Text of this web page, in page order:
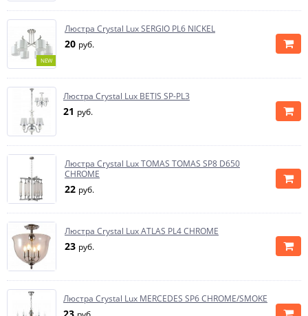
NEW
Люстра Crystal Lux SERGIO PL6 NICKEL
20 руб.
Люстра Crystal Lux BETIS SP-PL3
21 руб.
Люстра Crystal Lux TOMAS TOMAS SP8 D650
CHROME
22 руб.
Люстра Crystal Lux ATLAS PL4 CHROME
23 руб.
Люстра Crystal Lux MERCEDES SP6 CHROME/SMOKE